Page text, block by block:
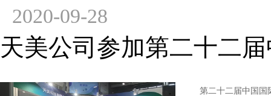
2020-09-28
天美公司参加第二十二
第二十二届中国国